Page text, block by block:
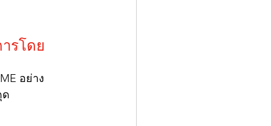
โดย
อย่าง
ด